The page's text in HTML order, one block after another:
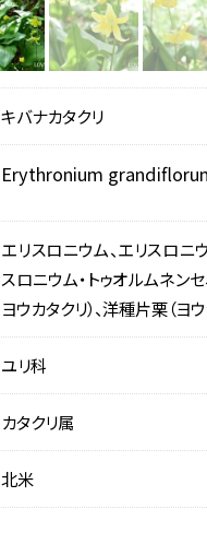
キバナカタクリ
Erythronium
エリスロニウム、エリスロニ
スロニウム・トゥオルムネン
ヨウカタクリ）、洋種片栗（ヨ
ユリ科
カタクリ属
北米